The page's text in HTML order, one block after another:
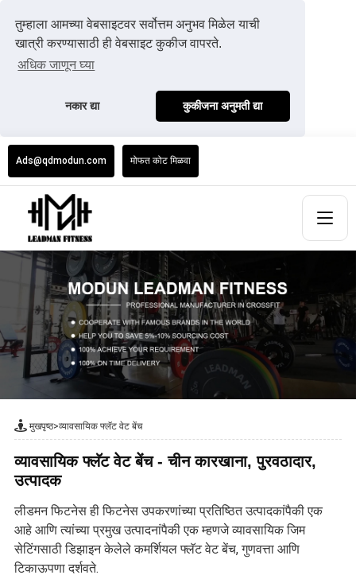
तुम्हाला आमच्या वेबसाइटवर सर्वोत्तम अनुभव मिळेल याची
खात्री करण्यासाठी ही वेबसाइट कुकीज वापरते.
अधिक जाणून घ्या
नकार द्या कुकीजना अनुमती द्या
Ads@qdmodun.com मोफत कोट मिळवा
मुखपृष्ठ>व्यावसायिक फ्लॅट वेट बेंच
व्यावसायिक फ्लॅट वेट बेंच - चीन कारखाना, पुरवठादार,
उत्पादक
लीडमन फिटनेस ही फिटनेस उपकरणांच्या प्रतिष्ठित उत्पादकांपैकी एक
आहे आणि त्यांच्या प्रमुख उत्पादनांपैकी एक म्हणजे व्यावसायिक जिम
सेटिंगसाठी डिझाइन केलेले कमर्शियल फ्लॅट वेट बेंच, गुणवत्ता आणि
टिकाऊपणा दर्शवते.